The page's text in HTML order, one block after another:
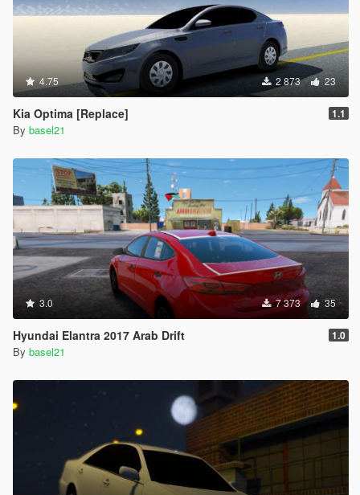
4.75 2 873 23
Kia Optima [Replace] 1.1
By basel21
3.0 7 373 35
Hyundai Elantra 2017 Arab Drift 1.0
By basel21